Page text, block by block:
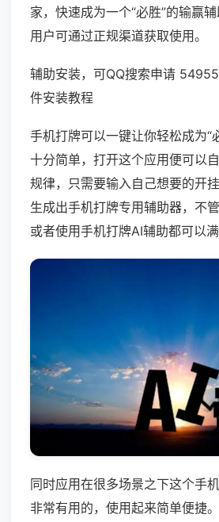
家，快速成为一个“必胜”的输赢
用户可通过正规渠道获取使用。
辅助安装，可QQ搜索申请
件安装教程
手机打牌可以一键让你轻松成为“
十分简单，打开这个应用便可以
规律，只需要输入自己想要的开
生成出手机打牌专用辅助器，不
或者使用手机打牌AI辅助都可以满
同时应用在很多场景之下这个手
非常有用的，使用起来简单便捷